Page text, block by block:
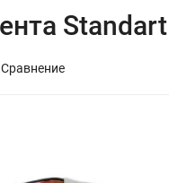
Сравнение